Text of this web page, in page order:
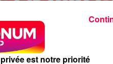
est notre priorité